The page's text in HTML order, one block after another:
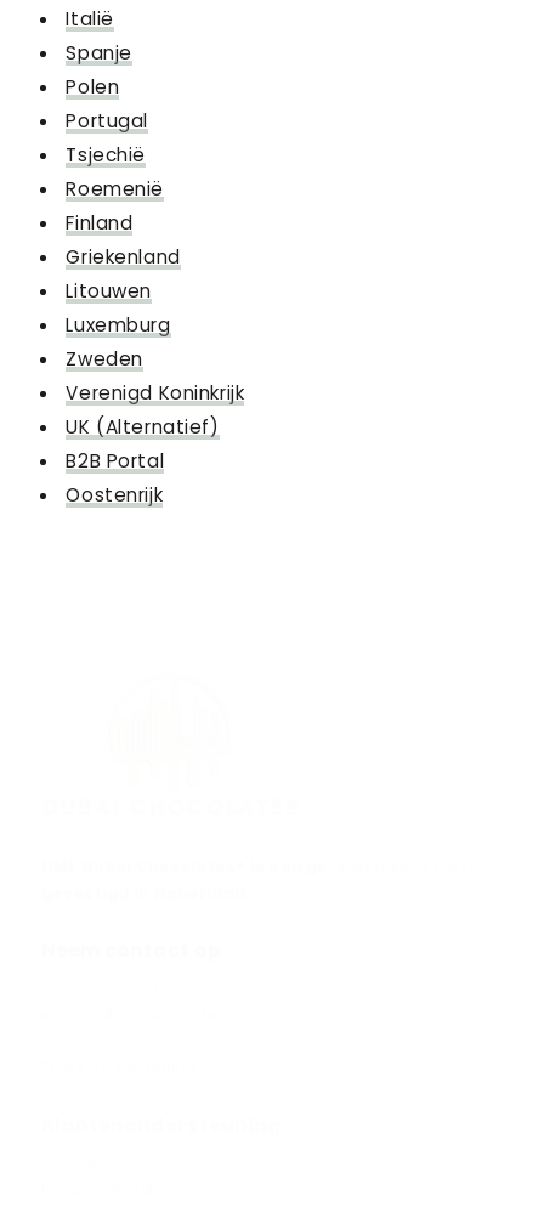
Italië
Spanje
Polen
Portugal
Tsjechië
Roemenië
Finland
Griekenland
Litouwen
Luxemburg
Zweden
Verenigd Koninkrijk
UK (Alternatief)
B2B Portal
Oostenrijk